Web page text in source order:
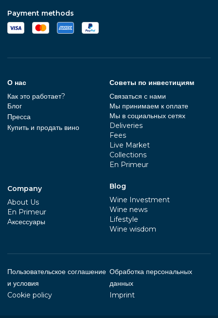
Payment methods
О нас
Как это работает?
Блог
Пресса
Купить и продать вино
Company
About Us
En Primeur
Aксессуары
Советы по инвестициям
Связаться с нами
Мы принимаем к оплате
Мы в социальных сетях
Deliveries
Fees
Live Market
Collections
En Primeur
Blog
Wine Investment
Wine news
Lifestyle
Wine wisdom
Пользовательское соглашение
и условия
Обработка персональных
данных
Cookie policy
Imprint